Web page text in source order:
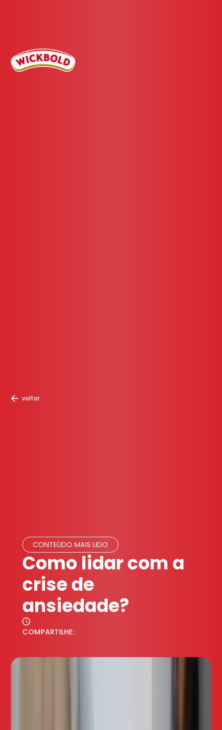
voltar
CONTEÚDO MAIS LIDO
Como lidar com a
crise de
ansiedade?
COMPARTILHE: